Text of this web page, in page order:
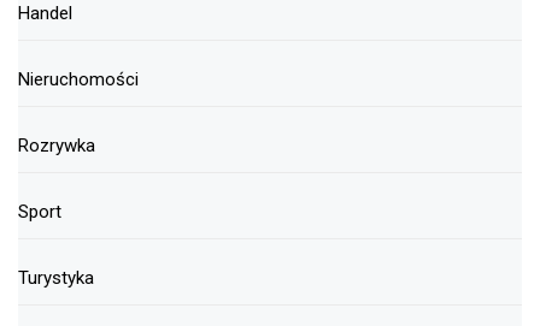
Handel
Nieruchomości
Rozrywka
Sport
Turystyka